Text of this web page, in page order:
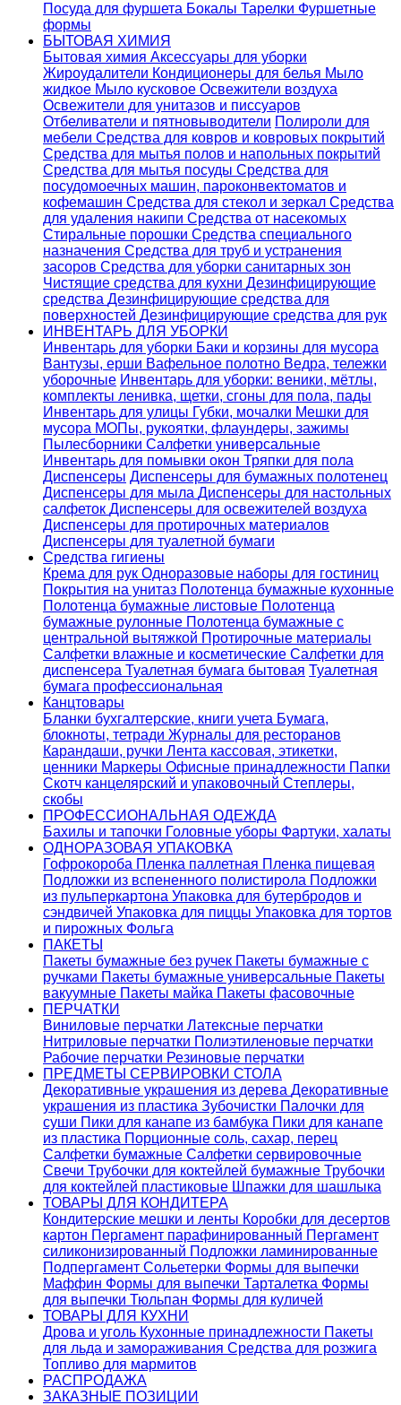
Посуда для фуршета Бокалы Тарелки Фуршетные
формы
БЫТОВАЯ ХИМИЯ
Бытовая химия Аксессуары для уборки
Жироудалители Кондиционеры для белья Мыло
жидкое Мыло кусковое Освежители воздуха
Освежители для унитазов и писсуаров
Отбеливатели и пятновыводители Полироли для
мебели Средства для ковров и ковровых покрытий
Средства для мытья полов и напольных покрытий
Средства для мытья посуды Средства для
посудомоечных машин, пароконвектоматов и
кофемашин Средства для стекол и зеркал Средства
для удаления накипи Средства от насекомых
Стиральные порошки Cредства специального
назначения Средства для труб и устранения
засоров Средства для уборки санитарных зон
Чистящие средства для кухни Дезинфицирующие
средства Дезинфицирующие средства для
поверхностей Дезинфицирующие средства для рук
ИНВЕНТАРЬ ДЛЯ УБОРКИ
Инвентарь для уборки Баки и корзины для мусора
Вантузы, ерши Вафельное полотно Ведра, тележки
уборочные Инвентарь для уборки: веники, мётлы,
комплекты ленивка, щетки, сгоны для пола, пады
Инвентарь для улицы Губки, мочалки Мешки для
мусора МОПы, рукоятки, флаундеры, зажимы
Пылесборники Салфетки универсальные
Инвентарь для помывки окон Тряпки для пола
Диспенсеры Диспенсеры для бумажных полотенец
Диспенсеры для мыла Диспенсеры для настольных
салфеток Диспенсеры для освежителей воздуха
Диспенсеры для протирочных материалов
Диспенсеры для туалетной бумаги
Средства гигиены
Крема для рук Одноразовые наборы для гостиниц
Покрытия на унитаз Полотенца бумажные кухонные
Полотенца бумажные листовые Полотенца
бумажные рулонные Полотенца бумажные с
центральной вытяжкой Протирочные материалы
Салфетки влажные и косметические Салфетки для
диспенсера Туалетная бумага бытовая Туалетная
бумага профессиональная
Канцтовары
Бланки бухгалтерские, книги учета Бумага,
блокноты, тетради Журналы для ресторанов
Карандаши, ручки Лента кассовая, этикетки,
ценники Маркеры Офисные принадлежности Папки
Скотч канцелярский и упаковочный Степлеры,
скобы
ПРОФЕССИОНАЛЬНАЯ ОДЕЖДА
Бахилы и тапочки Головные уборы Фартуки, халаты
ОДНОРАЗОВАЯ УПАКОВКА
Гофрокороба Пленка паллетная Пленка пищевая
Подложки из вспененного полистирола Подложки
из пульперкартона Упаковка для бутербродов и
сэндвичей Упаковка для пиццы Упаковка для тортов
и пирожных Фольга
ПАКЕТЫ
Пакеты бумажные без ручек Пакеты бумажные с
ручками Пакеты бумажные универсальные Пакеты
вакуумные Пакеты майка Пакеты фасовочные
ПЕРЧАТКИ
Виниловые перчатки Латексные перчатки
Нитриловые перчатки Полиэтиленовые перчатки
Рабочие перчатки Резиновые перчатки
ПРЕДМЕТЫ СЕРВИРОВКИ СТОЛА
Декоративные украшения из дерева Декоративные
украшения из пластика Зубочистки Палочки для
суши Пики для канапе из бамбука Пики для канапе
из пластика Порционные соль, сахар, перец
Салфетки бумажные Салфетки сервировочные
Свечи Трубочки для коктейлей бумажные Трубочки
для коктейлей пластиковые Шпажки для шашлыка
ТОВАРЫ ДЛЯ КОНДИТЕРА
Кондитерские мешки и ленты Коробки для десертов
картон Пергамент парафинированный Пергамент
силиконизированный Подложки ламинированные
Подпергамент Сольетерки Формы для выпечки
Маффин Формы для выпечки Тарталетка Формы
для выпечки Тюльпан Формы для куличей
ТОВАРЫ ДЛЯ КУХНИ
Дрова и уголь Кухонные принадлежности Пакеты
для льда и замораживания Средства для розжига
Топливо для мармитов
РАСПРОДАЖА
ЗАКАЗНЫЕ ПОЗИЦИИ